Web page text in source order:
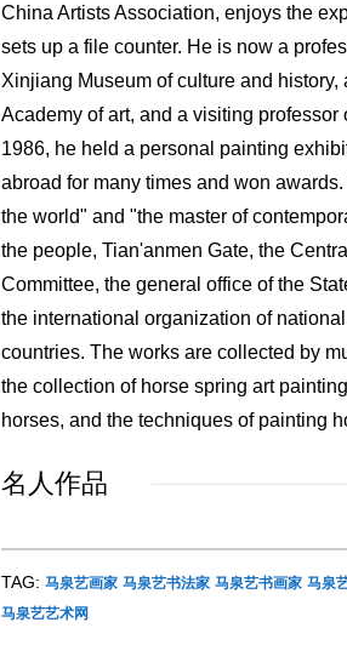
China Artists Association, enjoys the
sets up a file counter. He is now a
Xinjiang Museum of culture and
Academy of art, and a visiting
1986, he held a personal painting
abroad for many times and won
the world" and "the master of
the people, Tian'anmen Gate, the
Committee, the general office of the
the international organization of
countries. The works are collected by
the collection of horse spring art
horses, and the techniques of painting
名人作品
TAG: 马泉艺画家 马泉艺书法家 马泉艺书画家 马泉
马泉艺艺术网